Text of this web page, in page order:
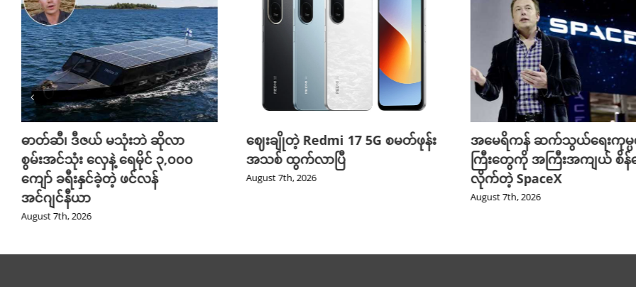
ဓာတ်ဆီ၊ ဒီဇယ် မသုံးဘဲ ဆိုလာ
စွမ်းအင်သုံး လှေနဲ့ ရေမိုင် ၃,၀၀၀
ကျော် ခရီးနှင်ခဲ့တဲ့ ဖင်လန်
အင်ဂျင်နီယာ
August 7th, 2026
ဈေးချိုတဲ့ Redmi 17 5G စမတ်ဖုန်း
အသစ် ထွက်လာပြီ
August 7th, 2026
အမေရိကန် ဆက်သွယ်ရေးကုမ္
ကြီးတွေကို အကြီးအကျယ် စိန်
လိုက်တဲ့ SpaceX
August 7th, 2026